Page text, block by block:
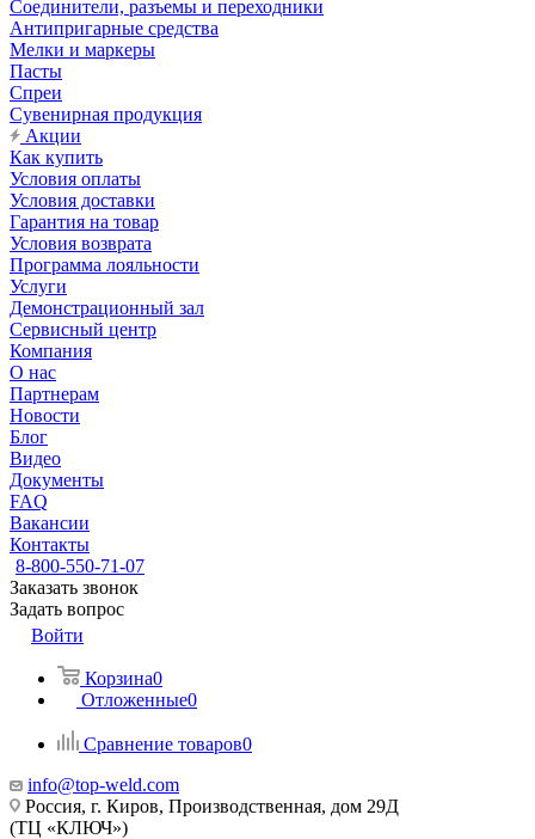
Соединители, разъемы и переходники
Антипригарные средства
Мелки и маркеры
Пасты
Спреи
Сувенирная продукция
Акции
Как купить
Условия оплаты
Условия доставки
Гарантия на товар
Условия возврата
Программа лояльности
Услуги
Демонстрационный зал
Сервисный центр
Компания
О нас
Партнерам
Новости
Блог
Видео
Документы
FAQ
Вакансии
Контакты
8-800-550-71-07
Заказать звонок
Задать вопрос
Войти
Корзина0
Отложенные0
Сравнение товаров0
info@top-weld.com
Россия, г. Киров, Производственная, дом 29Д
(ТЦ «КЛЮЧ»)